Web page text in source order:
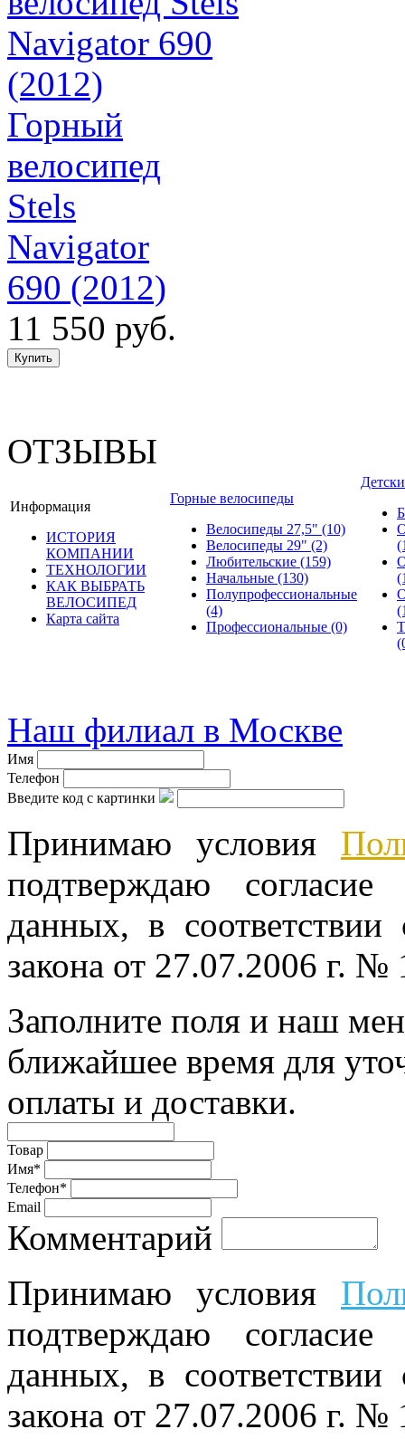
Горный
велосипед
Stels
Navigator
690 (2012)
11 550 руб.
ОТЗЫВЫ
Информация
ИСТОРИЯ
КОМПАНИИ
ТЕХНОЛОГИИ
КАК ВЫБРАТЬ
ВЕЛОСИПЕД
Карта сайта
Горные велосипеды
Велосипеды 27,5" (10)
Велосипеды 29" (2)
Любительские (159)
Начальные (130)
Полупрофессиональные
(4)
Профессиональные (0)
Наш филиал в Москве
Имя
Телефон
Введите код с картинки
Принимаю условия
подтверждаю
данных, в
закона от 27.07.2006 г.
Заполните поля и наш
ближайшее время для
оплаты и доставки.
Товар
Имя*
Телефон*
Email
Комментарий
Принимаю условия
подтверждаю
данных, в
закона от 27.07.2006 г.